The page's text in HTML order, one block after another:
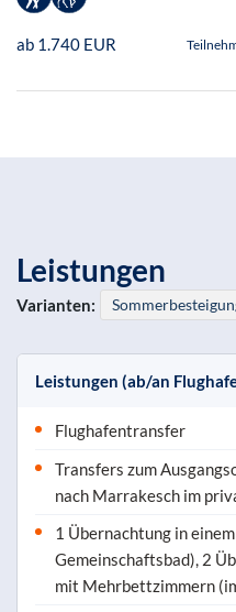
ab 1.740 EUR
Leistungen
Varianten:
Leistungen (ab/an
Flughafentransfer
Transfers zum
nach Marrakesch im
1 Übernachtung in
Gemeinschaftsbad), 2
mit Mehrbettzimmern